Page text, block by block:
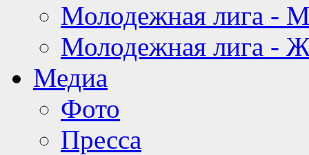
Молодежная лига -
Молодежная лига -
Медиа
Фото
Пресса